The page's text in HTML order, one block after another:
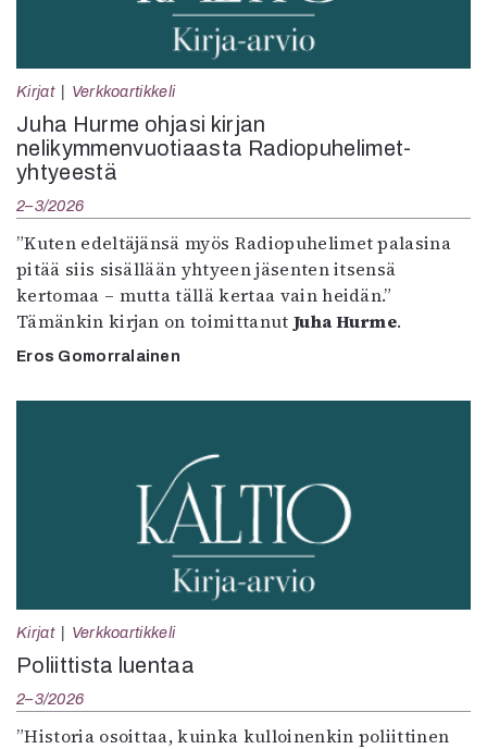
Kirjat Verkkoartikkeli
Juha Hurme ohjasi kirjan
nelikymmenvuotiaasta Radiopuhelimet-
yhtyeestä
2–3/2026
”Kuten edeltäjänsä myös Radiopuhelimet palasina
pitää siis sisällään yhtyeen jäsenten itsensä
kertomaa – mutta tällä kertaa vain heidän.”
Tämänkin kirjan on toimittanut Juha Hurme.
Eros Gomorralainen
Kirjat Verkkoartikkeli
Poliittista luentaa
2–3/2026
”Historia osoittaa, kuinka kulloinenkin poliittinen